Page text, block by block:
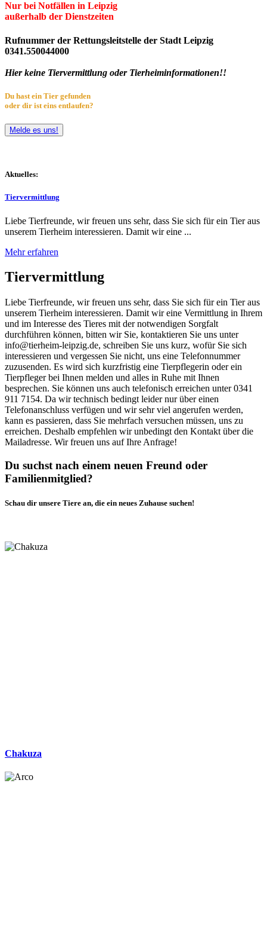
Nur bei Notfällen in Leipzig
außerhalb der Dienstzeiten
Rufnummer der Rettungsleitstelle der Stadt Leipzig
0341.550044000
Hier keine Tiervermittlung oder Tierheiminformationen!!
Du hast ein Tier gefunden
oder dir ist eins entlaufen?
Melde es uns!
Aktuelles:
Tiervermittlung
Liebe Tierfreunde, wir freuen uns sehr, dass Sie sich für ein Tier aus
unserem Tierheim interessieren. Damit wir eine ...
Mehr erfahren
Tiervermittlung
Liebe Tierfreunde, wir freuen uns sehr, dass Sie sich für ein Tier aus
unserem Tierheim interessieren. Damit wir eine Vermittlung in Ihrem
und im Interesse des Tieres mit der notwendigen Sorgfalt
durchführen können, bitten wir Sie, kontaktieren Sie uns unter
info@tierheim-leipzig.de, schreiben Sie uns kurz, wofür Sie sich
interessieren und vergessen Sie nicht, uns eine Telefonnummer
zuzusenden. Es wird sich kurzfristig eine Tierpflegerin oder ein
Tierpfleger bei Ihnen melden und alles in Ruhe mit Ihnen
besprechen. Sie können uns auch telefonisch erreichen unter 0341
911 7154. Da wir technisch bedingt leider nur über einen
Telefonanschluss verfügen und wir sehr viel angerufen werden,
kann es passieren, dass Sie mehrfach versuchen müssen, uns zu
erreichen. Deshalb empfehlen wir unbedingt den Kontakt über die
Mailadresse. Wir freuen uns auf Ihre Anfrage!
Du suchst nach einem neuen Freund oder
Familienmitglied?
Schau dir unsere Tiere an, die ein neues Zuhause suchen!
Chakuza